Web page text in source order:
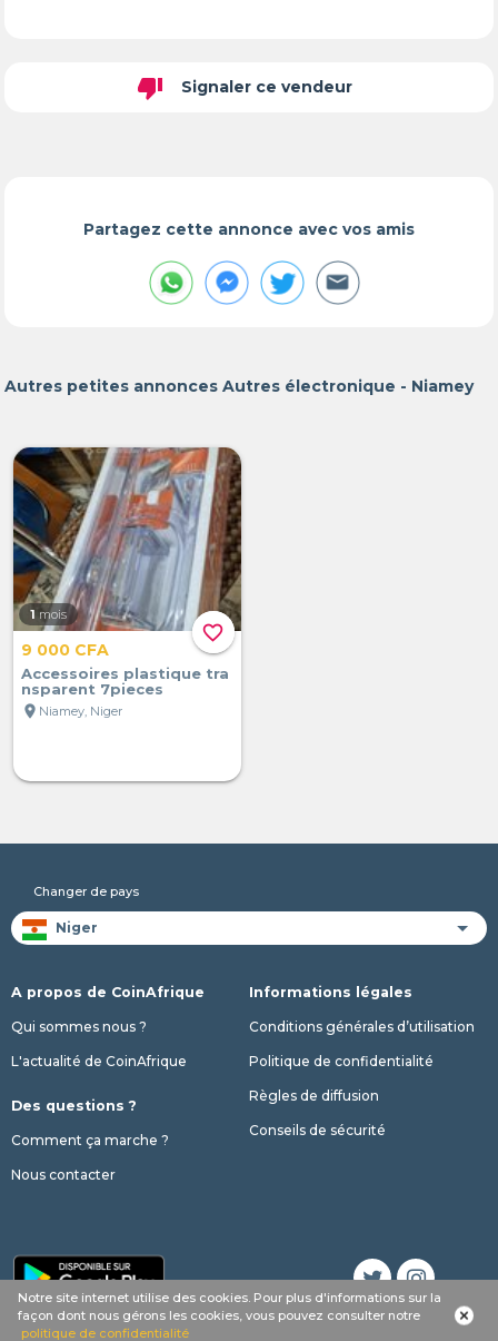
thumb_down Signaler ce vendeur
Partagez cette annonce avec vos amis
Autres petites annonces Autres électronique - Niamey
favorite_border
1 mois
9 000 CFA
Accessoires plastique tra
nsparent 7pieces
location_on Niamey, Niger
phone Appel Whatsapp SMS
Notre site internet utilise des cookies. Pour plus d'informations sur la
façon dont nous gérons les cookies, vous pouvez consulter notre
politique de confidentialité
Changer de pays
A propos de CoinAfrique
Qui sommes nous ?
L'actualité de CoinAfrique
Des questions ?
Comment ça marche ?
Nous contacter
Informations légales
Conditions générales d’utilisation
Politique de confidentialité
Règles de diffusion
Conseils de sécurité
© 2017 - 2026 Copyright CoinAfrique